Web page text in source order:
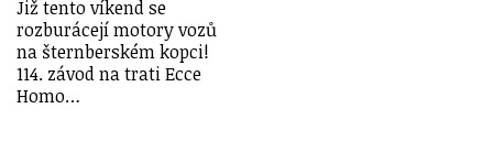
Již tento víkend se
rozburácejí motory vozů
na šternberském kopci!
114. závod na trati Ecce
Homo…